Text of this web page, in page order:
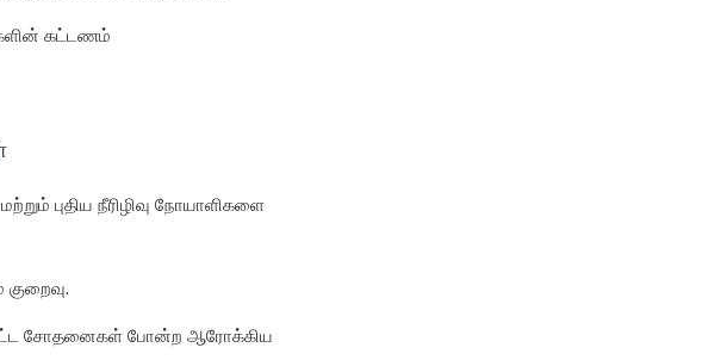
கட்டணம்
புதிய நீரிழிவு நோயாளிகளை
சோதனைகள் போன்ற ஆரோக்கிய